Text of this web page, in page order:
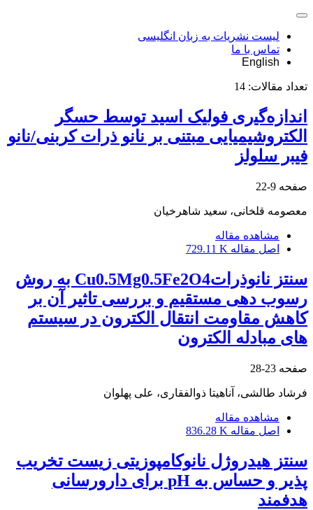
لیست نشریات به زبان انگلیسی
تماس با ما
English
تعداد مقالات: 14
اندازه‌ﮔﻴری فوﻟﻴﮏ اﺳﻴﺪ توسط حسگر
الکتروشیمیایی مبتنی بر نانو ذرات کربنی/نانو
ﻓﻴﺒر سلولز
صفحه 9-22
معصومه قلخانی، سعید شاهرخیان
مشاهده مقاله
اصل مقاله 729.11 K
سنتز نانوذراتCu0.5Mg0.5Fe2O4 به روش
رسوب دهی مستقیم و بررسی تاثیر آن بر
کاهش مقاومت انتقال الکترون در سیستم
های مبادله الکترون
صفحه 23-28
فرشاد طالشی، آناهیتا ذوالفقاری، علی پهلوان
مشاهده مقاله
اصل مقاله 836.28 K
سنتز هیدروژل نانوکامپوزیتی زیست تخریب
پذیر و حساس به pH برای دارورسانی
هدفمند